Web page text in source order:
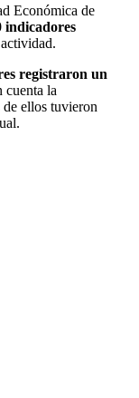
Económica de
indicadores
registraron un
cuenta la
ellos tuvieron